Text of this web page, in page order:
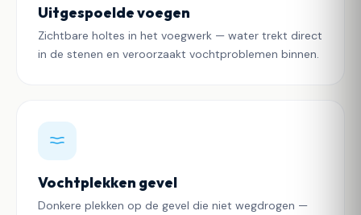
Uitgespoelde voegen
Zichtbare holtes in het voegwerk — water trekt direct
in de stenen en veroorzaakt vochtproblemen binnen.
Vochtplekken gevel
Donkere plekken op de gevel die niet wegdrogen —